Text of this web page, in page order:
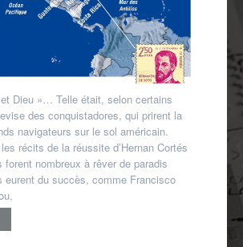
et Dieu »… Telle était, selon certains
des conquistadores, qui prirent la
navigateurs sur le sol américain.
récits de la réussite d’Hernan Cortés
forent nombreux à rêver de paradis
eurent du succès, comme Francisco